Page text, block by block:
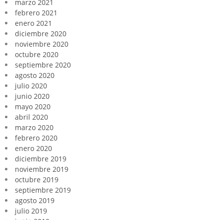
marzo 2021
febrero 2021
enero 2021
diciembre 2020
noviembre 2020
octubre 2020
septiembre 2020
agosto 2020
julio 2020
junio 2020
mayo 2020
abril 2020
marzo 2020
febrero 2020
enero 2020
diciembre 2019
noviembre 2019
octubre 2019
septiembre 2019
agosto 2019
julio 2019